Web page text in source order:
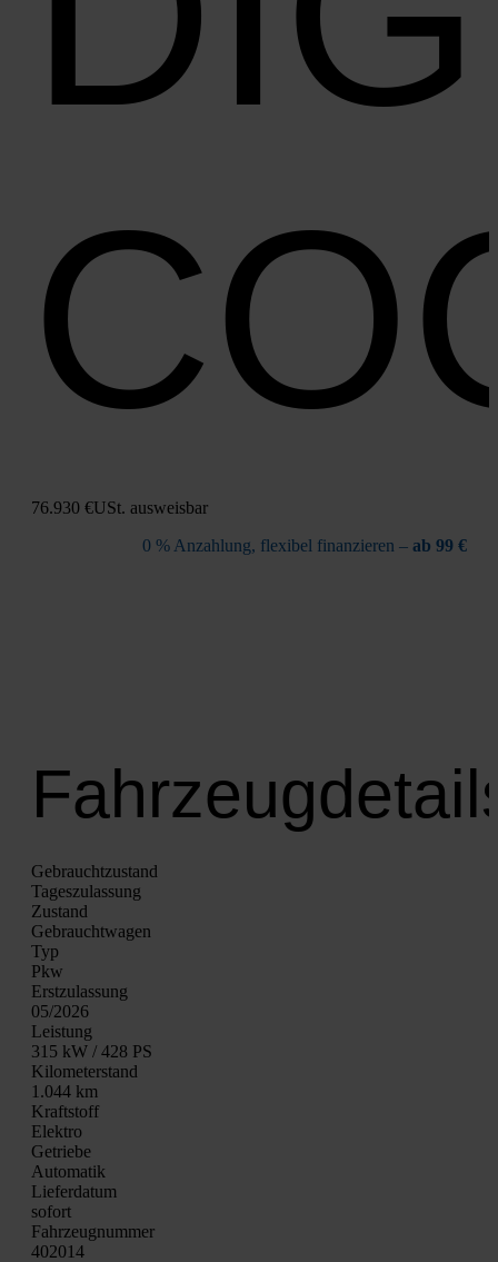
76.930 €USt. aus­weis­bar
0 % Anzah­lung, fle­xi­bel finan­zie­ren – ab 99 €
Gebrauchtzustand
Tages­zu­las­sung
Zustand
Gebraucht­wa­gen
Typ
Pkw
Erst­zu­las­sung
05/2026
Leis­tung
315 kW / 428 PS
Kilo­me­ter­stand
1.044 km
Kraft­stoff
Elek­tro
Getrie­be
Auto­ma­tik
Lie­fer­da­tum
sofort
Fahrzeugnummer
402014